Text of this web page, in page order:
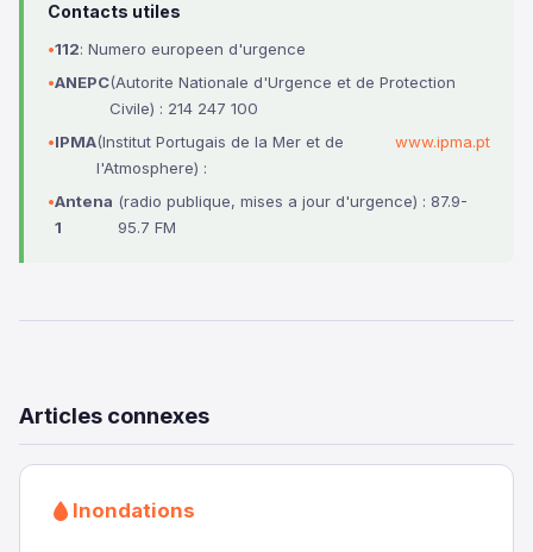
Contacts utiles
112: Numero europeen d'urgence
ANEPC(Autorite Nationale d'Urgence et de Protection
Civile) : 214 247 100
IPMA(Institut Portugais de la Mer et de
l'Atmosphere) :
www.ipma.pt
Antena
1
(radio publique, mises a jour d'urgence) : 87.9-
95.7 FM
Articles connexes
Inondations